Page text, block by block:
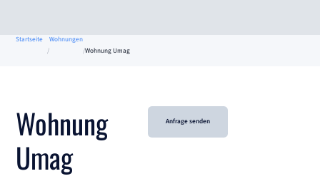
Startseite
Wohnungen
Wohnung Umag
Wohnung
Umag
Anfrage senden